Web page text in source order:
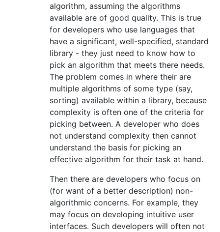
algorithm, assuming the algorithms
available are of good quality. This is true
for developers who use languages that
have a significant, well-specified, standard
library - they just need to know how to
pick an algorithm that meets there needs.
The problem comes in where their are
multiple algorithms of some type (say,
sorting) available within a library, because
complexity is often one of the criteria for
picking between. A developer who does
not understand complexity then cannot
understand the basis for picking an
effective algorithm for their task at hand.
Then there are developers who focus on
(for want of a better description) non-
algorithmic concerns. For example, they
may focus on developing intuitive user
interfaces. Such developers will often not